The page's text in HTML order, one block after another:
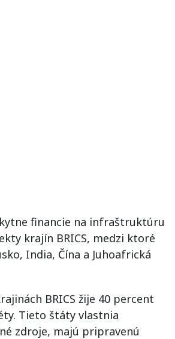
financie na infraštruktúru
krajín BRICS, medzi ktoré
India, Čína a Juhoafrická
BRICS žije 40 percent
Tieto štáty vlastnia
zdroje, majú pripravenú